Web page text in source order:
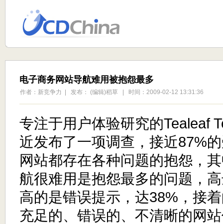
电子商务网站导航难用被抱怨最多
作者：新竞争力 | 发布： (编辑)稻草 | 时间：2009-02-12 13:31:36
专注于用户体验研究的Tealeaf
近发布了一项调查，接近87%
网站都存在各种问题的抱怨，
航很难用是抱怨最多的问题，
高的是错误提示，达38%，接
充足的、错误的、不清晰的网